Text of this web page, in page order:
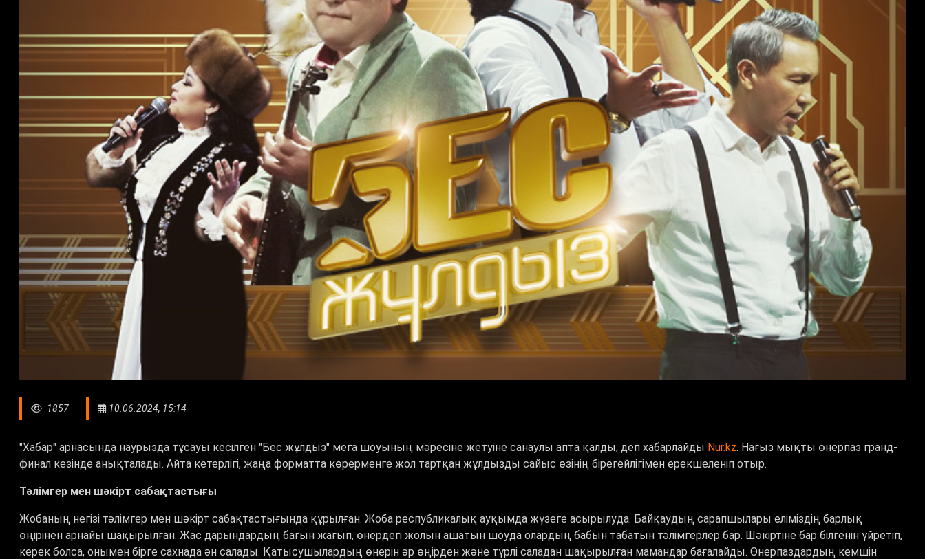
1857 10.06.2024, 15:14
"Хабар" арнасында наурызда тұсауы кесілген "Бес жұлдыз" мега шоуының мәресіне жетуіне санаулы апта қалды, деп хабарлайды Nur.kz. Нағыз мықты өнерпаз гранд-
финал кезінде анықталады. Айта кетерлігі, жаңа форматта көрерменге жол тартқан жұлдызды сайыс өзінің бірегейлігімен ерекшеленіп отыр.
Тәлімгер мен шәкірт сабақтастығы
Жобаның негізі тәлімгер мен шәкірт сабақтастығында құрылған. Жоба республикалық ауқымда жүзеге асырылуда. Байқаудың сарапшылары еліміздің барлық
өңірінен арнайы шақырылған. Жас дарындардың бағын жағып, өнердегі жолын ашатын шоуда олардың бабын табатын тәлімгерлер бар. Шәкіртіне бар білгенін үйретіп,
керек болса, онымен бірге сахнада ән салады. Қатысушылардың өнерін әр өңірден және түрлі саладан шақырылған мамандар бағалайды. Өнерпаздардың кемшін